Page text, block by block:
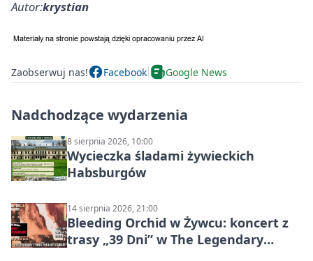
Autor:krystian
Zaobserwuj nas! Facebook Google News
Nadchodzące wydarzenia
8 sierpnia 2026, 10:00
Wycieczka śladami żywieckich
Habsburgów
14 sierpnia 2026, 21:00
Bleeding Orchid w Żywcu: koncert z
trasy „39 Dni” w The Legendary